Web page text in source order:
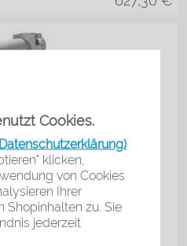
Cookies.
klicken,
von Cookies
Ihrer
Shopinhalten zu. Sie
jederzeit